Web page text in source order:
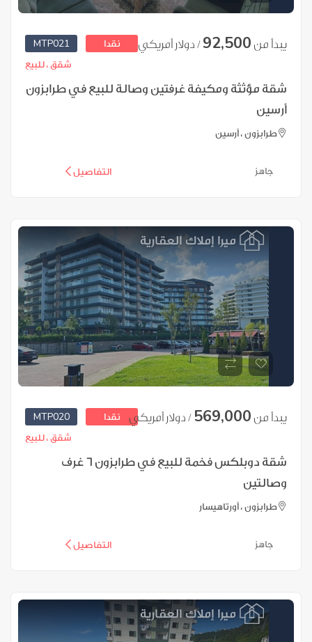
MTP021 نقدا يبدأ من 92,500 / دولار أمريكي
شقق ،للبيع
شقة مؤثثة ومكيفة غرفتين وصالة للبيع في طرابزون
أرسين
طرابزون ، أرسين
التفاصيل
MTP020 نقدا يبدأ من 569,000 / دولار أمريكي
شقق ،للبيع
شقة دوبلكس فخمة للبيع في طرابزون 6 غرف
وصالتين
طرابزون ، أورتاهيسار
التفاصيل